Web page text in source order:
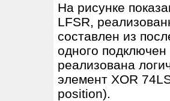
На рисунке
LFSR,
составлен из
одного подключен
реализована
элемент XOR
position).